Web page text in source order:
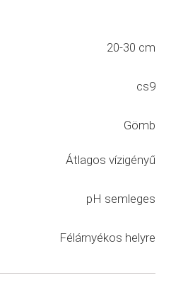
20-30 cm
cs9
Gömb
Átlagos vízigényű
pH semleges
Félárnyékos helyre